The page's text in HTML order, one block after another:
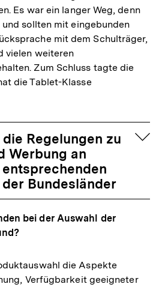
Es war ein langer Weg, denn
sollten mit eingebunden
mit dem Schulträger,
vielen weiteren
Zum Schluss tagte die
die Tablet-Klasse
Regelungen zu
Werbung an
Bundesländer
bei der Auswahl der
die Aspekte
Verfügbarkeit geeigneter